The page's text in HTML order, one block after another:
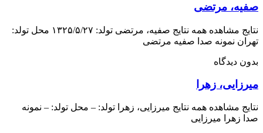
مرتضی
نتایج مشاهده همه نتایج صفیه، مرتضی تولد: ۱۳۲۵/۵/۲۷ محل تولد:
نمونه صدا صفیه مرتضی
دیدگاه
زهرا
مشاهده همه نتایج میرزایی، زهرا تولد: – محل تولد: – نمونه
میرزایی